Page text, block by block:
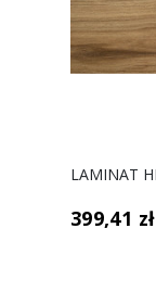
399,41 zł